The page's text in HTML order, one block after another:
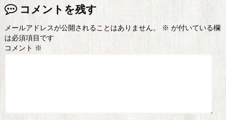
コメントを残す
メールアドレスが公開されることはありません。 ※ が付いている欄
は必須項目です
コメント ※